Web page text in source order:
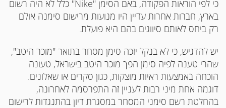
כי לפי הוראות הפקודה, באם הסימן "Nike" כלל לא היה רשום
בארץ, חברות אחרות עדיין היו מנועות מרישום סימנה אולם
רק ביחס לאותם סיווגים בהם היא פועלת.
יש להדגיש, כי לא בנקל יזכה סימן מסחר בתואר "מוכר היטב",
שהרי טענה לפיה סימן הפך מוכר היטב בישראל, טעונה
הוכחה באמצעות ראיות מוצקות, כגון סקרים או שאלונים.
דוגמה אחת מיני רבות לעניין זה התפרסמה לאחרונה,
בהחלטת רשם סימני המסחר במסגרת דיון בהתנגדות לרישום